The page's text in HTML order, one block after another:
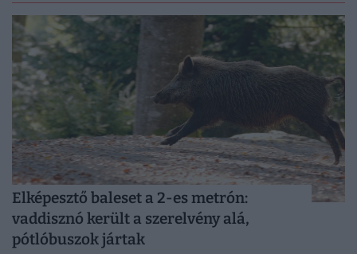
Elképesztő baleset a 2-es metrón:
vaddisznó került a szerelvény alá,
pótlóbuszok jártak